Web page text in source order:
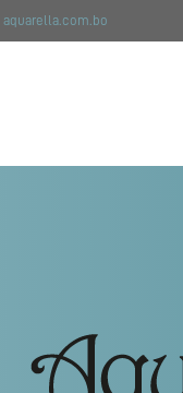
aquarella.com.bo